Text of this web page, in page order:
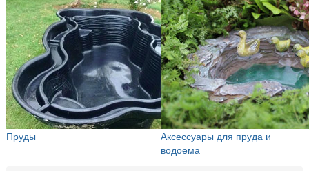
Пруды
Аксессуары для пруда и
водоема